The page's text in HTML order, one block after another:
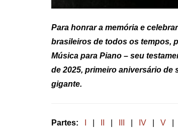
Para honrar a memória e
brasileiros de todos os tempos,
Música para Piano – seu
de 2025, primeiro aniversário de
gigante.
Partes: IV V